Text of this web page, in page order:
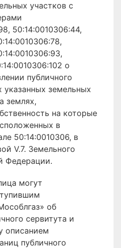
участков с
50:14:0010306:44,
о
публичного
указанных земельных
землях,
на которые
в
50:14:0010306, в
V.7. Земельного
Федерации.
могут
об
сервитута и
описанием
публичного